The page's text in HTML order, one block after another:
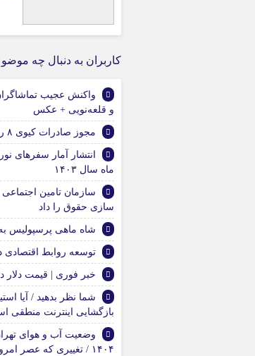
کاربران به دنبال چه
واکنش عجیب
و قلعه‌نویی + عکس
مجوز صادرات کیوی ۸ روز جلو افتاد+ سند
انتشار آمار سفرهای
ماه سال ۱۴۰۳
سازمان تامین
سازی حقوق را داد
شاه ماهی پرسپولیس
توسعه روابط اقتصادی
خبر فوری‌ | قیمت دلار در
شما نظر بدهید / آیا
بازگشایی اینترنت منطقی
۱۴۰۴ / تغییری که عصر امروز در هوای تهران رخ می‌دهد